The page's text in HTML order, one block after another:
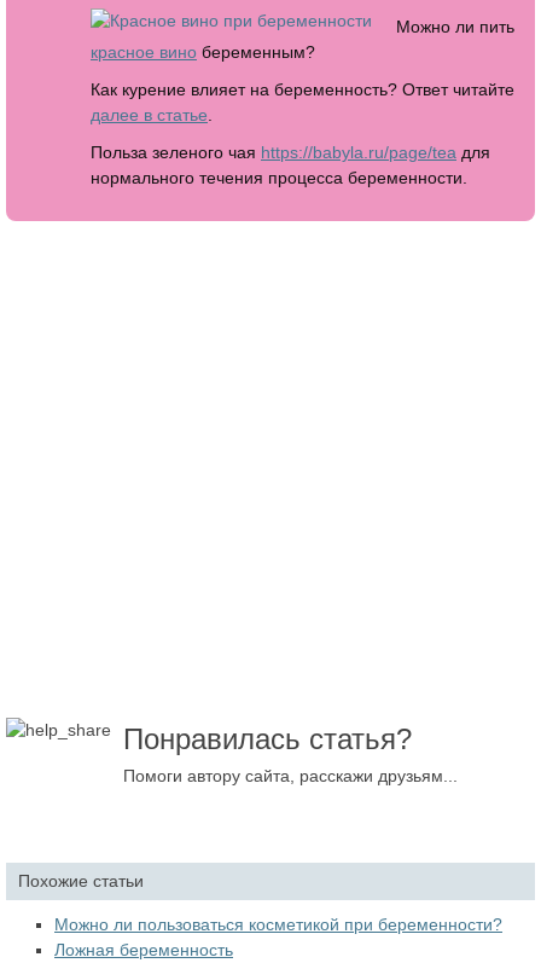
Можно ли пить
красное вино беременным?
Как курение влияет на беременность? Ответ читайте
далее в статье
Польза зеленого чая https://babyla.ru/page/tea для
нормального течения процесса беременности.
Понравилась статья?
Помоги автору сайта, расскажи друзьям...
Похожие статьи
Можно ли пользоваться косметикой при беременности?
Ложная беременность